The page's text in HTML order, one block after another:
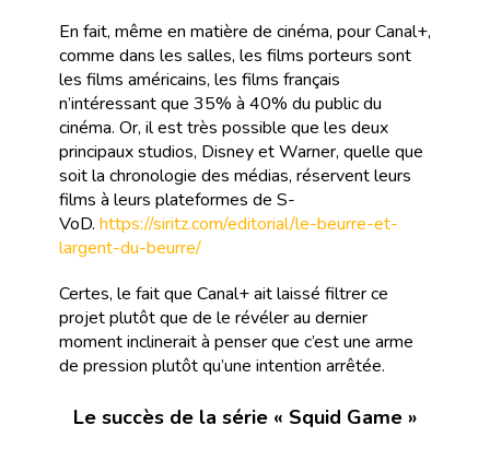
En fait, même en matière de cinéma, pour Canal+,
comme dans les salles, les films porteurs sont
les films américains, les films français
n’intéressant que 35% à 40% du public du
cinéma. Or, il est très possible que les deux
principaux studios, Disney et Warner, quelle que
soit la chronologie des médias, réservent leurs
films à leurs plateformes de S-
VoD. https://siritz.com/editorial/le-beurre-et-
largent-du-beurre/
Certes, le fait que Canal+ ait laissé filtrer ce
projet plutôt que de le révéler au dernier
moment inclinerait à penser que c’est une arme
de pression plutôt qu’une intention arrêtée.
Le succès de la série « Squid Game »